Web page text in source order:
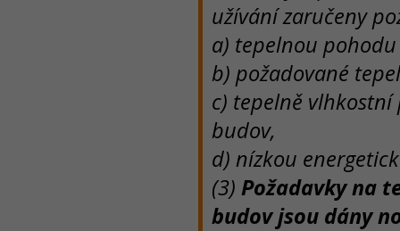
užívání zaručeny
a) tepelnou
b) požadované
c) tepelně
budov,
d) nízkou
(3) Požadavky na
budov jsou dány